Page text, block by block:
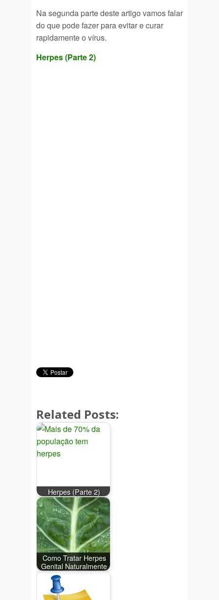
Na segunda parte deste artigo vamos falar
do que pode fazer para evitar e curar
rapidamente o vírus.
Herpes (Parte 2)
Related Posts:
Herpes (Parte 2)
Como Tratar Herpes
Genital Naturalmente